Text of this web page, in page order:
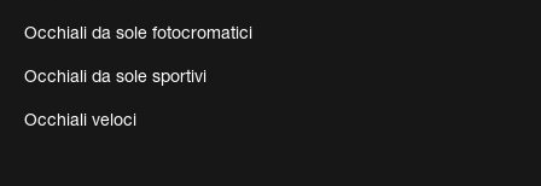
Occhiali da sole fotocromatici
Occhiali da sole sportivi
Occhiali veloci